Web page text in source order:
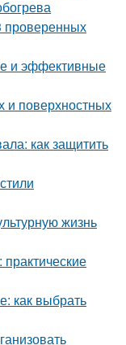
проверенных
и эффективные
и поверхностных
как защитить
жизнь
как выбрать